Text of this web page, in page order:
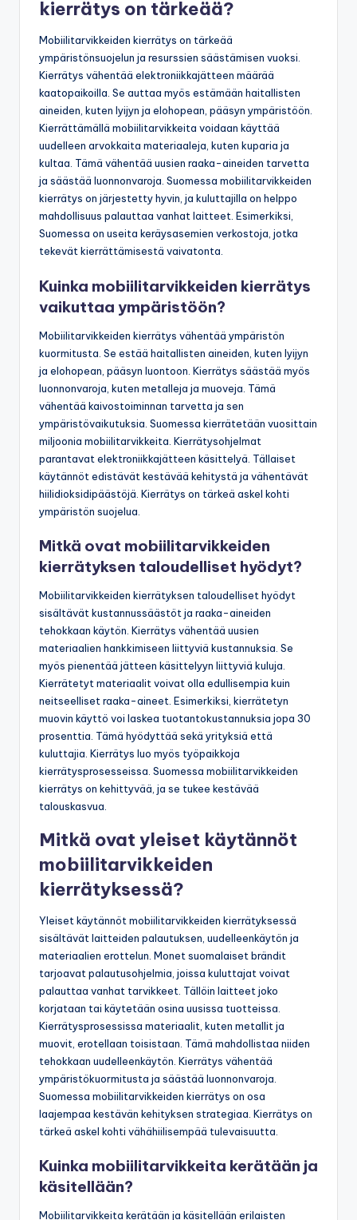
kierrätys on tärkeää?
Mobiilitarvikkeiden kierrätys on tärkeää
ympäristönsuojelun ja resurssien säästämisen vuoksi.
Kierrätys vähentää elektroniikkajätteen määrää
kaatopaikoilla. Se auttaa myös estämään haitallisten
aineiden, kuten lyijyn ja elohopean, pääsyn ympäristöön.
Kierrättämällä mobiilitarvikkeita voidaan käyttää
uudelleen arvokkaita materiaaleja, kuten kuparia ja
kultaa. Tämä vähentää uusien raaka-aineiden tarvetta
ja säästää luonnonvaroja. Suomessa mobiilitarvikkeiden
kierrätys on järjestetty hyvin, ja kuluttajilla on helppo
mahdollisuus palauttaa vanhat laitteet. Esimerkiksi,
Suomessa on useita keräysasemien verkostoja, jotka
tekevät kierrättämisestä vaivatonta.
Kuinka mobiilitarvikkeiden kierrätys
vaikuttaa ympäristöön?
Mobiilitarvikkeiden kierrätys vähentää ympäristön
kuormitusta. Se estää haitallisten aineiden, kuten lyijyn
ja elohopean, pääsyn luontoon. Kierrätys säästää myös
luonnonvaroja, kuten metalleja ja muoveja. Tämä
vähentää kaivostoiminnan tarvetta ja sen
ympäristövaikutuksia. Suomessa kierrätetään vuosittain
miljoonia mobiilitarvikkeita. Kierrätysohjelmat
parantavat elektroniikkajätteen käsittelyä. Tällaiset
käytännöt edistävät kestävää kehitystä ja vähentävät
hiilidioksidipäästöjä. Kierrätys on tärkeä askel kohti
ympäristön suojelua.
Mitkä ovat mobiilitarvikkeiden
kierrätyksen taloudelliset hyödyt?
Mobiilitarvikkeiden kierrätyksen taloudelliset hyödyt
sisältävät kustannussäästöt ja raaka-aineiden
tehokkaan käytön. Kierrätys vähentää uusien
materiaalien hankkimiseen liittyviä kustannuksia. Se
myös pienentää jätteen käsittelyyn liittyviä kuluja.
Kierrätetyt materiaalit voivat olla edullisempia kuin
neitseelliset raaka-aineet. Esimerkiksi, kierrätetyn
muovin käyttö voi laskea tuotantokustannuksia jopa 30
prosenttia. Tämä hyödyttää sekä yrityksiä että
kuluttajia. Kierrätys luo myös työpaikkoja
kierrätysprosesseissa. Suomessa mobiilitarvikkeiden
kierrätys on kehittyvää, ja se tukee kestävää
talouskasvua.
Mitkä ovat yleiset käytännöt
mobiilitarvikkeiden
kierrätyksessä?
Yleiset käytännöt mobiilitarvikkeiden kierrätyksessä
sisältävät laitteiden palautuksen, uudelleenkäytön ja
materiaalien erottelun. Monet suomalaiset brändit
tarjoavat palautusohjelmia, joissa kuluttajat voivat
palauttaa vanhat tarvikkeet. Tällöin laitteet joko
korjataan tai käytetään osina uusissa tuotteissa.
Kierrätysprosessissa materiaalit, kuten metallit ja
muovit, erotellaan toisistaan. Tämä mahdollistaa niiden
tehokkaan uudelleenkäytön. Kierrätys vähentää
ympäristökuormitusta ja säästää luonnonvaroja.
Suomessa mobiilitarvikkeiden kierrätys on osa
laajempaa kestävän kehityksen strategiaa. Kierrätys on
tärkeä askel kohti vähähiilisempää tulevaisuutta.
Kuinka mobiilitarvikkeita kerätään ja
käsitellään?
Mobiilitarvikkeita kerätään ja käsitellään erilaisten